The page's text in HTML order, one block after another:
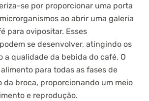
se por proporcionar uma porta
ao abrir uma galeria
para ovipositar. Esses
se desenvolver, atingindo os
a qualidade da bebida do café. O
para todas as fases de
da broca, proporcionando um meio
e reprodução.